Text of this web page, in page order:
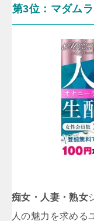
第3位：マダム
痴女・人妻・熟女
人の魅力を求める